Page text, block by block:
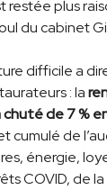
restée plus
du cabinet
difficile a
: la
de 7 %
cumulé de
énergie,
COVID, de